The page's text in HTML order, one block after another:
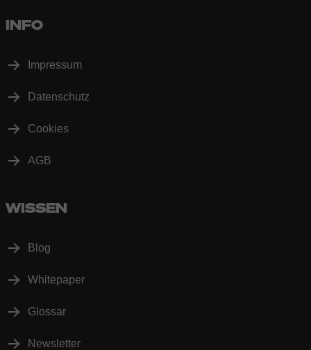
INFO
Impressum
Datenschutz
Cookies
AGB
WISSEN
Blog
Whitepaper
Glossar
Newsletter